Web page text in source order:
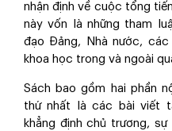
nhận định về cuộc tổng
này vốn là những tham
đạo Đảng, Nhà nước,
khoa học trong và ngoài
Sách bao gồm hai phần
thứ nhất là các bài viết
khẳng định chủ trương,